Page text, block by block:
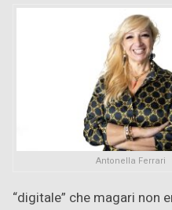
Antonella Ferrari
“digitale” che magari non